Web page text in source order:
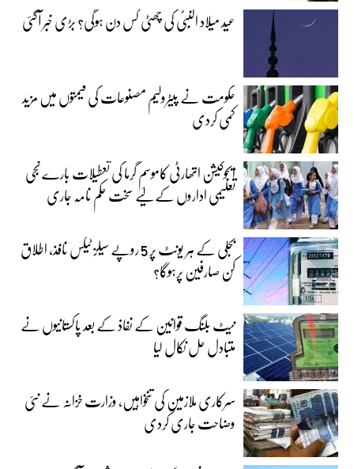
عید میلاد النبیؐ کی چھٹی کس دن ہوگی؟ بڑی خبر آگئی
حکومت نے پیٹرولیم مصنوعات کی قیمتوں میں مزید
کمی کردی
ایجوکیشن اتھارٹی کاموسمِ گرما کی تعطیلات بارے نجی
تعلیمی اداروں کے لیے سخت حکم نامہ جاری
بجلی کے ہر یونٹ پر 5 روپے سیلز ٹیکس نافذ، اطلاق
کن صارفین پرہوگا؟
نیٹ بلنگ قوانین کے نفاذ کے بعد پاکستانیوں نے
متبادل حل نکال لیا
سرکاری ملازمین کی تنخواہیں، وزارت خزانہ نے نئی
وضاحت جاری کردی